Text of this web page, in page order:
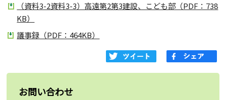
（資料3-2資料3-3）高遠第2第3建設、こども部（PDF：738
KB）
議事録（PDF：464KB）
お問い合わせ